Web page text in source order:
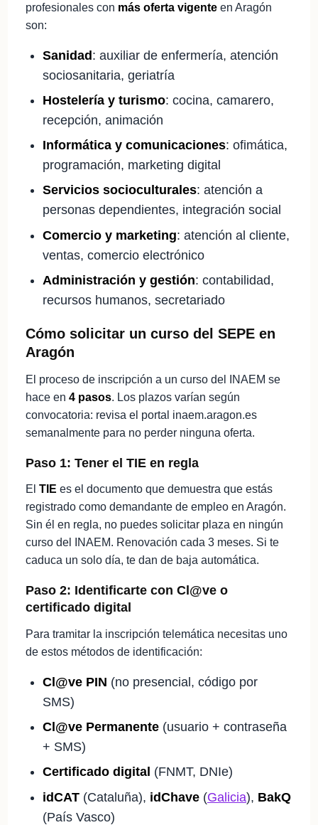
profesionales con más oferta vigenteen Aragón
son:
Sanidad: auxiliar de enfermería, atención
sociosanitaria, geriatría
Hostelería y turismo: cocina, camarero,
recepción, animación
Informática y comunicaciones: ofimática,
programación, marketing digital
Servicios socioculturales: atención a
personas dependientes, integración social
Comercio y marketing: atención al cliente,
ventas, comercio electrónico
Administración y gestión: contabilidad,
recursos humanos, secretariado
Cómo solicitar un curso del SEPE en
Aragón
El proceso de inscripción a un curso del INAEM se
hace en 4 pasos. Los plazos varían según
convocatoria: revisa el portal inaem.aragon.es
semanalmente para no perder ninguna oferta.
Paso 1: Tener el TIE en regla
El TIE es el documento que demuestra que estás
registrado como demandante de empleo en Aragón.
Sin él en regla, no puedes solicitar plaza en ningún
curso del INAEM. Renovación cada 3 meses. Si te
caduca un solo día, te dan de baja automática.
Paso 2: Identificarte con Cl@ve o
certificado digital
Para tramitar la inscripción telemática necesitas uno
de estos métodos de identificación:
Cl@ve PIN (no presencial, código por
SMS)
Cl@ve Permanente(usuario + contraseña
+ SMS)
Certificado digital (FNMT, DNIe)
idCAT(Cataluña), idChave(Galicia), BakQ
(País Vasco)